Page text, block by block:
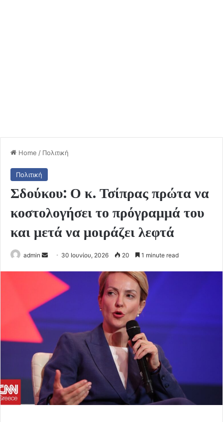
Home / Πολιτική
Πολιτική
Σδούκου: Ο κ. Τσίπρας πρώτα να
κοστολογήσει το πρόγραμμά του
και μετά να μοιράζει λεφτά
admin
Send
email
30 Ιουνίου, 2026 20 1 minute read